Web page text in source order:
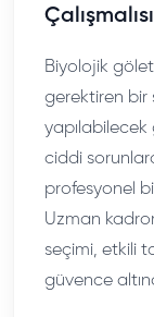
Biyolojik
gerektiren bir
yapılabilecek
ciddi
profesyonel
Uzman
seçimi, etkili
güvence